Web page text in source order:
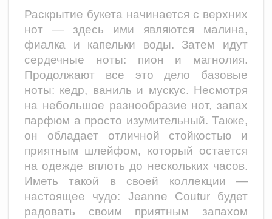
Раскрытие букета начинается с верхних
нот — здесь ими являются малина,
фиалка и капельки воды. Затем идут
сердечные ноты: пион и магнолия.
Продолжают все это дело базовые
ноты: кедр, ваниль и мускус. Несмотря
на небольшое разнообразие нот, запах
парфюм а просто изумительный. Также,
он обладает отличной стойкостью и
приятным шлейфом, который остается
на одежде вплоть до нескольких часов.
Иметь такой в своей коллекции —
настоящее чудо: Jeanne Coutur
будет
радовать своим приятным запахом